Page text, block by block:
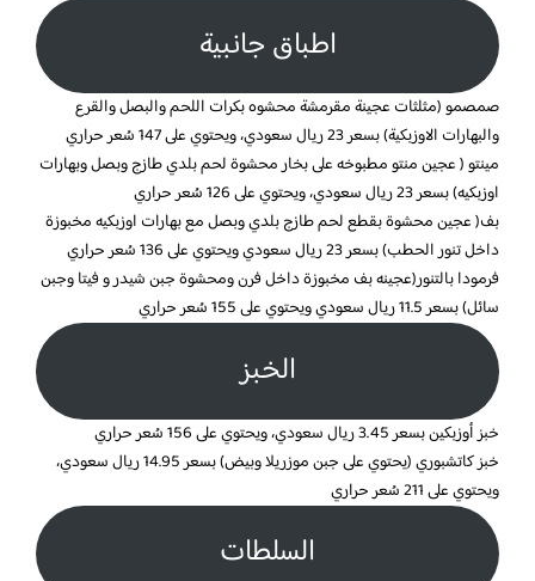
اطباق جانبية
صمصمو (مثلثات عجينة مقرمشة محشوه بكرات اللحم والبصل والقرع
والبهارات الاوزبكية) بسعر 23 ريال سعودي، ويحتوي على 147 سُعر حراري
مينتو ( عجين منتو مطبوخه على بخار محشوة لحم بلدي طازج وبصل وبهارات
اوزبكيه) بسعر 23 ريال سعودي، ويحتوي على 126 سُعر حراري
بف( عجين محشوة بقطع لحم طازج بلدي وبصل مع بهارات اوزبكيه مخبوزة
داخل تنور الحطب) بسعر 23 ريال سعودي ويحتوي على 136 سُعر حراري
فرمودا بالتنور(عجينه بف مخبوزة داخل فرن ومحشوة جبن شيدر و فيتا وجبن
سائل) بسعر 11.5 ريال سعودي ويحتوي على 155 سُعر حراري
الخبز
خبز أوزبكين بسعر 3.45 ريال سعودي، ويحتوي على 156 سُعر حراري
خبز كاتشبوري (يحتوي على جبن موزريلا وبيض) بسعر 14.95 ريال سعودي،
ويحتوي على 211 سُعر حراري
السلطات